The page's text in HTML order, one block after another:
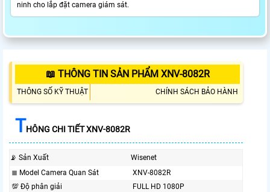
ninh cho lắp đặt camera giám sát.
📖 THÔNG TIN SẢN PHẨM XNV-8082R
THÔNG SỐ KỸ THUẬT CHÍNH SÁCH BẢO HÀNH
THÔNG CHI TIẾT XNV-8082R
📡 Sản Xuất
Wisenet
≣ Model Camera Quan Sát
XNV-8082R
💯 Độ phân giải
FULL HD 1080P